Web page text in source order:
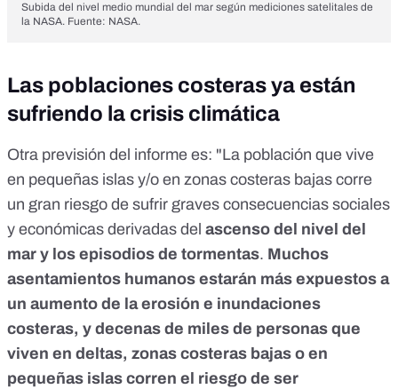
Subida del nivel medio mundial del mar según mediciones satelitales de
la NASA. Fuente: NASA.
Las poblaciones costeras ya están
sufriendo la crisis climática
Otra previsión del informe es: "La población que vive
en pequeñas islas y/o en zonas costeras bajas corre
un gran riesgo de sufrir graves consecuencias sociales
y económicas derivadas del ascenso del nivel del
mar y los episodios de tormentas. Muchos
asentamientos humanos estarán más expuestos a
un aumento de la erosión e inundaciones
costeras, y decenas de miles de personas que
viven en deltas, zonas costeras bajas o en
pequeñas islas corren el riesgo de ser